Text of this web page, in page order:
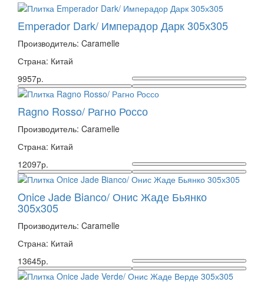
Emperador Dark/ Имперадор Дарк 305х305
Производитель: Caramelle
Страна: Китай
9957р.
Ragno Rosso/ Рагно Россо
Производитель: Caramelle
Страна: Китай
12097р.
Onice Jade Bianco/ Онис Жаде Бьянко
305х305
Производитель: Caramelle
Страна: Китай
13645р.